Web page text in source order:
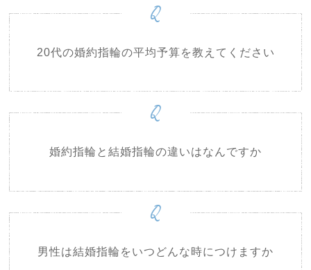
Q
20代の婚約指輪の平均予算を教えてください
Q
婚約指輪と結婚指輪の違いはなんですか
Q
男性は結婚指輪をいつどんな時につけますか